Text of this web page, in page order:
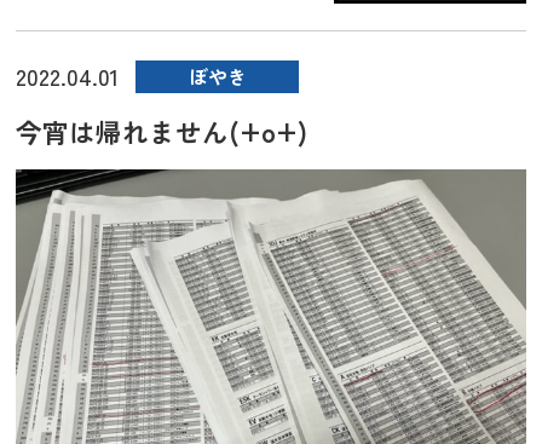
2022.04.01 ぼやき
今宵は帰れません(+o+)